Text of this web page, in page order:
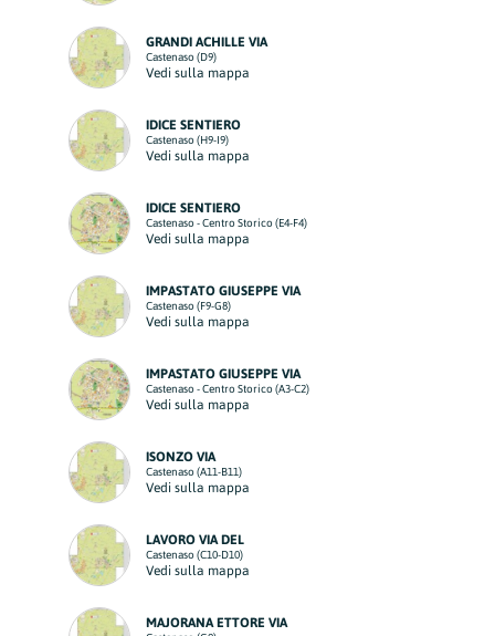
GRANDI ACHILLE VIA
Castenaso (D9)
Vedi sulla mappa
IDICE SENTIERO
Castenaso (H9-I9)
Vedi sulla mappa
IDICE SENTIERO
Castenaso - Centro Storico (E4-F4)
Vedi sulla mappa
IMPASTATO GIUSEPPE VIA
Castenaso (F9-G8)
Vedi sulla mappa
IMPASTATO GIUSEPPE VIA
Castenaso - Centro Storico (A3-C2)
Vedi sulla mappa
ISONZO VIA
Castenaso (A11-B11)
Vedi sulla mappa
LAVORO VIA DEL
Castenaso (C10-D10)
Vedi sulla mappa
MAJORANA ETTORE VIA